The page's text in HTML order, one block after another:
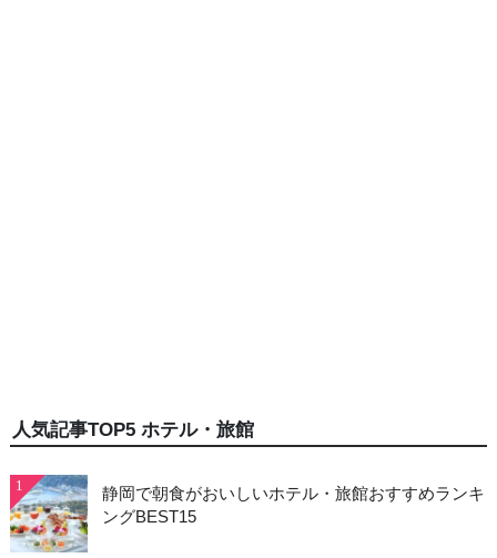
人気記事TOP5 ホテル・旅館
1
静岡で朝食がおいしいホテル・旅館おすすめランキ
ングBEST15